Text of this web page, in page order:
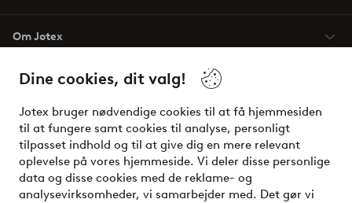
Dine cookies, dit valg!
Jotex bruger nødvendige cookies til at få hjemmesiden
til at fungere samt cookies til analyse, personligt
tilpasset indhold og til at give dig en mere relevant
oplevelse på vores hjemmeside. Vi deler disse personlige
data og disse cookies med de reklame- og
analysevirksomheder, vi samarbejder med. Det gør vi
Om Jotex
Vilkår
Venner
Sikre betalinger - betal nu eller del op